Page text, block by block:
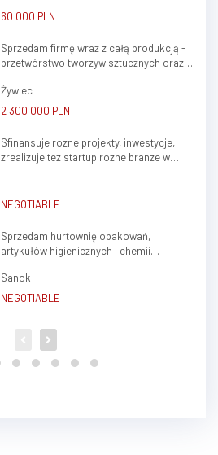
60 000 PLN
Sprzedam firmę wraz z całą produkcją -
przetwórstwo tworzyw sztucznych oraz
Żywiec
2 300 000 PLN
Sfinansuje rozne projekty, inwestycje,
zrealizuje tez startup rozne branze w
NEGOTIABLE
Sprzedam hurtownię opakowań,
artykułów higienicznych i chemii
Sanok
NEGOTIABLE